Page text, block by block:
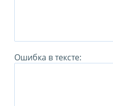
Ошибка в тексте: